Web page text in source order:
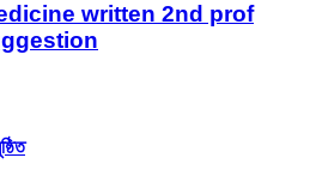
written 2nd prof